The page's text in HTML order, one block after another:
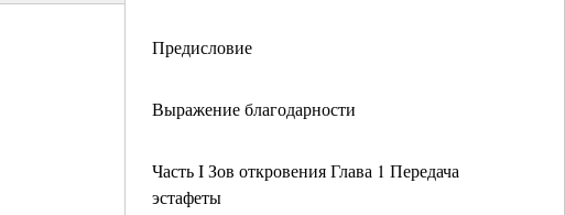
Предисловие
Выражение благодарности
Часть I Зов откровения Глава 1 Передача
эстафеты